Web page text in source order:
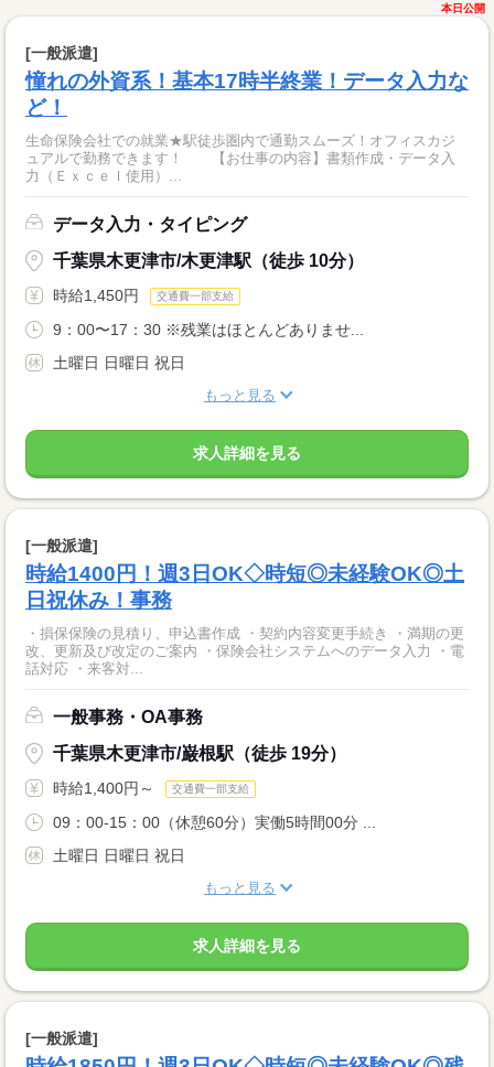
本日公開
[一般派遣]
憧れの外資系！基本17時半終業！データ入力な
ど！
生命保険会社での就業★駅徒歩圏内で通勤スムーズ！オフィスカジ
ュアルで勤務できます！ 【お仕事の内容】書類作成・データ入
力（Ｅｘｃｅｌ使用）...
データ入力・タイピング
千葉県木更津市/木更津駅（徒歩 10分）
時給1,450円 交通費一部支給
9：00〜17：30 ※残業はほとんどありませ...
土曜日 日曜日 祝日
もっと見る
求人詳細を見る
[一般派遣]
時給1400円！週3日OK◇時短◎未経験OK◎土
日祝休み！事務
・損保保険の見積り、申込書作成 ・契約内容変更手続き ・満期の更
改、更新及び改定のご案内 ・保険会社システムへのデータ入力 ・電
話対応 ・来客対...
一般事務・OA事務
千葉県木更津市/巌根駅（徒歩 19分）
時給1,400円～ 交通費一部支給
09：00-15：00（休憩60分）実働5時間00分 ...
土曜日 日曜日 祝日
もっと見る
求人詳細を見る
[一般派遣]